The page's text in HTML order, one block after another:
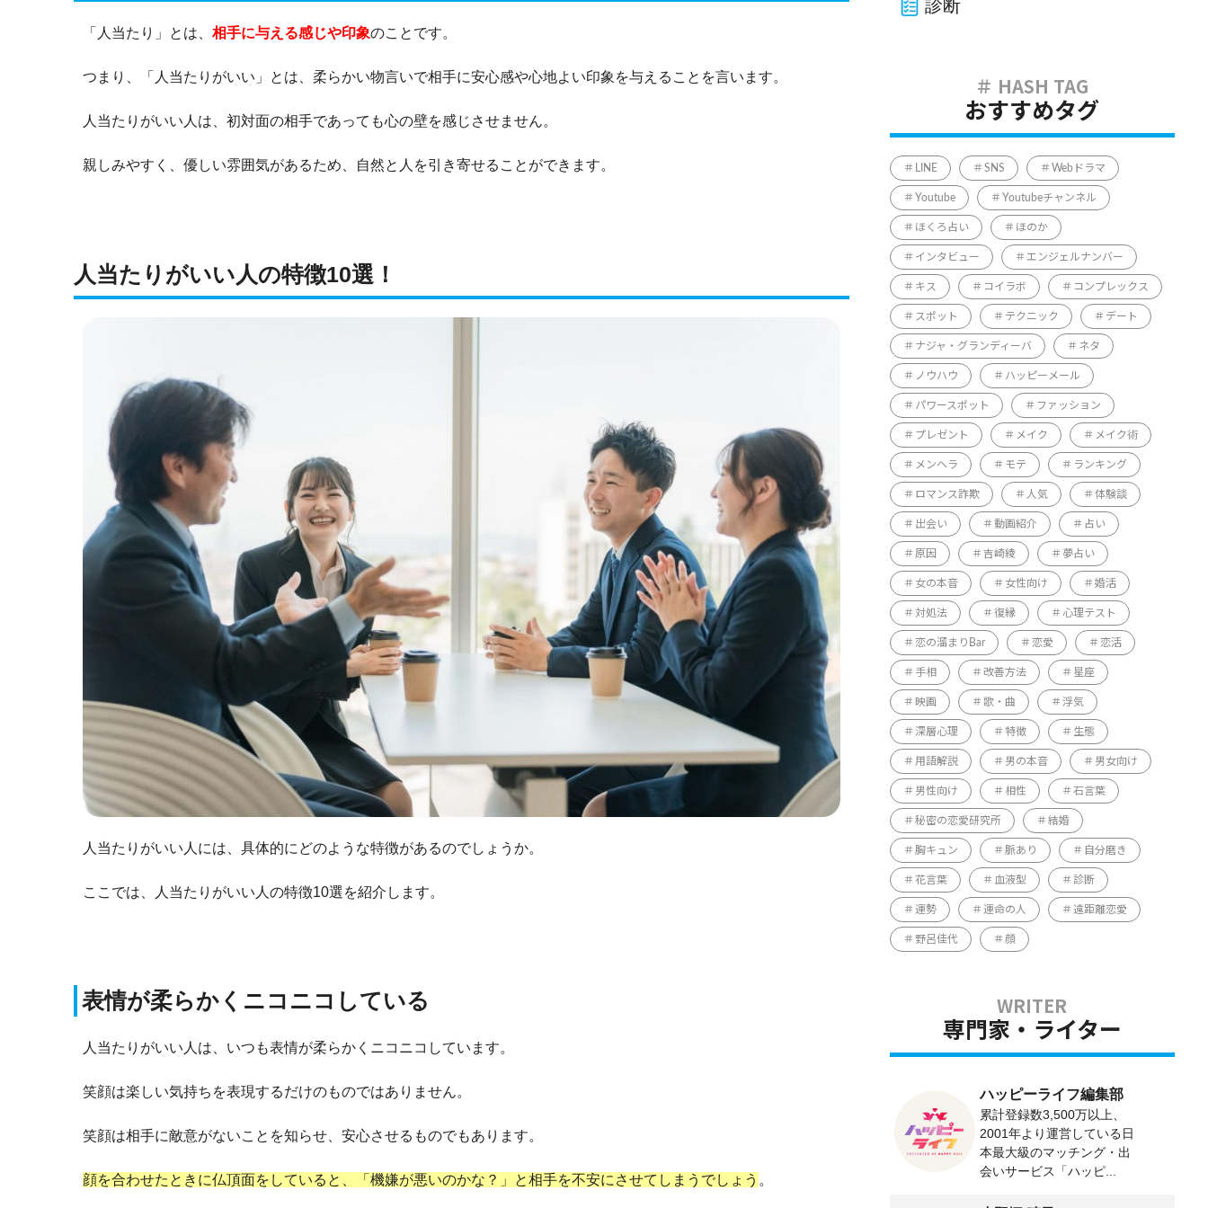
「人当たり」とは、 相手に与える感じや印象のことです。
つまり、「人当たりがいい」とは、柔らかい物言いで相手に安心感や心地よい印象を与えることを言います。
人当たりがいい人は、初対面の相手であっても心の壁を感じさせません。
親しみやすく、優しい雰囲気があるため、自然と人を引き寄せることができます。
人当たりがいい人の特徴10選！
人当たりがいい人には、具体的にどのような特徴があるのでしょうか。
ここでは、人当たりがいい人の特徴10選を紹介します。
表情が柔らかくニコニコしている
人当たりがいい人は、いつも表情が柔らかくニコニコしています。
笑顔は楽しい気持ちを表現するだけのものではありません。
笑顔は相手に敵意がないことを知らせ、安心させるものでもあります。
顔を合わせたときに仏頂面をしていると、「機嫌が悪いのかな？」と相手を不安にさせてしまうでしょう 。
診断
おすすめタグ
LINE SNS Webドラマ
Youtube Youtubeチャンネル
ほくろ占い ほのか
インタビュー エンジェルナンバー
キス コイラボ コンプレックス
スポット テクニック デート
ナジャ・グランディーバ ネタ
ノウハウ ハッピーメール
パワースポット ファッション
プレゼント メイク メイク術
メンヘラ モテ ランキング
ロマンス詐欺 人気 体験談
出会い 動画紹介 占い
原因 吉崎綾 夢占い
女の本音 女性向け 婚活
対処法 復縁 心理テスト
恋の溜まりBar 恋愛 恋活
手相 改善方法 星座
映画 歌・曲 浮気
深層心理 特徴 生態
用語解説 男の本音 男女向け
男性向け 相性 石言葉
秘密の恋愛研究所 結婚
胸キュン 脈あり 自分磨き
花言葉 血液型 診断
運勢 運命の人 遠距離恋愛
野呂佳代 顔
専門家・ライター
ハッピーライフ編集部
累計登録数3,500万以上、
2001年より運営している日
本最大級のマッチング・出
会いサービス「ハッピ...